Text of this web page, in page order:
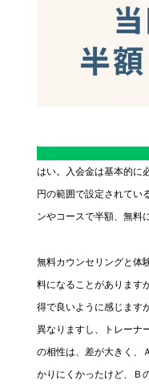
はい。入会金は基本的に
円の範囲で設定されてい
ンやコースで半額、無料
無料カウンセリングと体
料になることがあります
得で良いように感じます
異なりますし、トレーナ
の相性は、差が大きく、
かりにくかったけど、Ｂ